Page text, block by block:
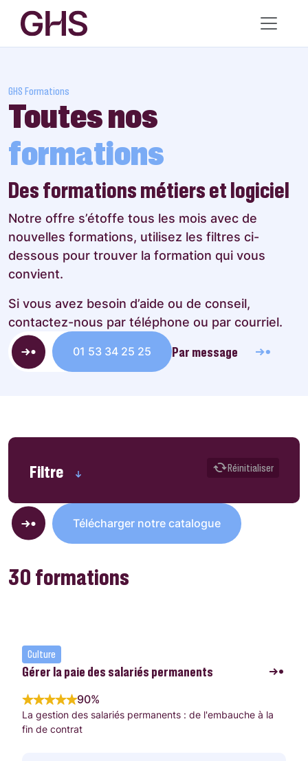
GHS Formations
Toutes nos
formations
Des formations métiers et logiciel
Notre offre s’étoffe tous les mois avec de
nouvelles formations, utilisez les filtres ci-
dessous pour trouver la formation qui vous
convient.
Si vous avez besoin d’aide ou de conseil,
contactez-nous par téléphone ou par courriel.
01 53 34 25 25 Par message
Filtre Réinitialiser
Télécharger notre catalogue
30 formations
Culture
Gérer la paie des salariés permanents
90%
La gestion des salariés permanents : de l'embauche à la
fin de contrat